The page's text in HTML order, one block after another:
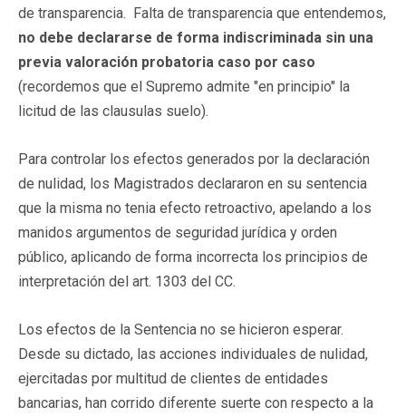
de transparencia. Falta de transparencia que entendemos,
no debe declararse de forma indiscriminada sin una
previa valoración probatoria caso por caso
(recordemos que el Supremo admite "en principio" la
licitud de las clausulas suelo).
Para controlar los efectos generados por la declaración
de nulidad, los Magistrados declararon en su sentencia
que la misma no tenia efecto retroactivo, apelando a los
manidos argumentos de seguridad jurídica y orden
público, aplicando de forma incorrecta los principios de
interpretación del art. 1303 del CC.
Los efectos de la Sentencia no se hicieron esperar.
Desde su dictado, las acciones individuales de nulidad,
ejercitadas por multitud de clientes de entidades
bancarias, han corrido diferente suerte con respecto a la